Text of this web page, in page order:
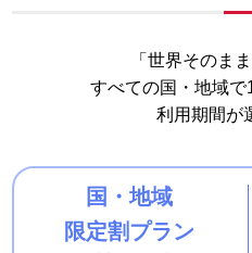
「世界そのま
すべての国・地域で
利用期間が
国・地域
限定割プラン